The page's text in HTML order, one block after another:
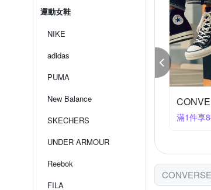
EU37
EU38
運動女鞋
NIKE
adidas
PUMA
New Balance
SKECHERS
UNDER ARMOUR
Reebok
FILA
MART指定商品滿3000 結帳9折 NIKEx
滿1件享